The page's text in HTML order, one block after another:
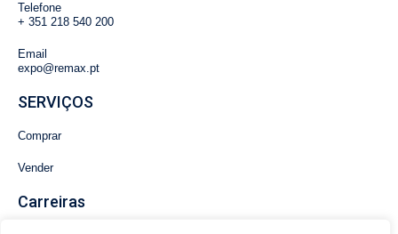
Telefone
+ 351 218 540 200
Email
expo@remax.pt
SERVIÇOS
Comprar
Vender
Carreiras